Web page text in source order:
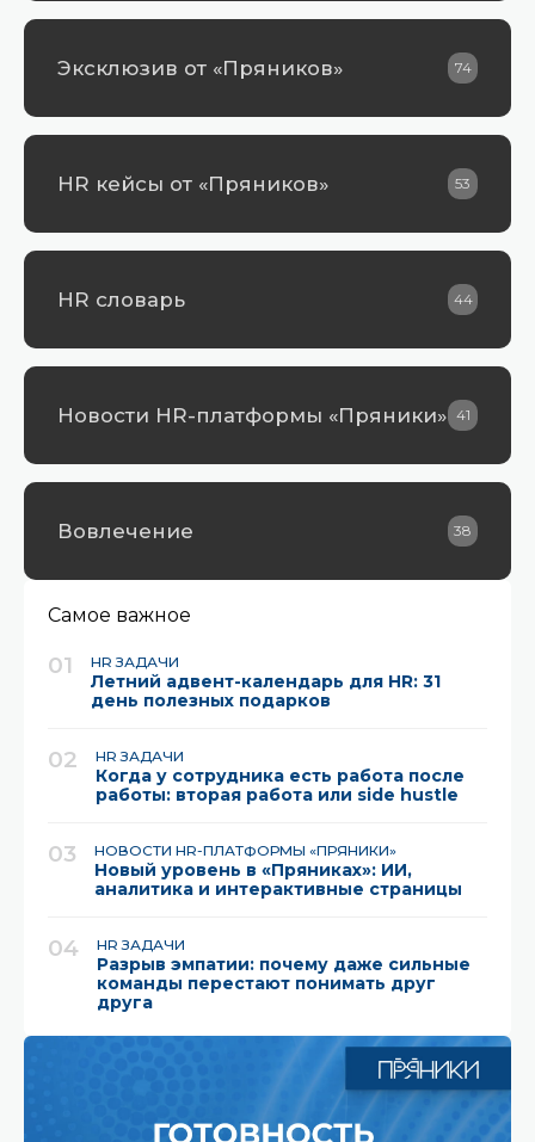
Эксклюзив от «Пряников» 74
HR кейсы от «Пряников» 53
HR словарь 44
Новости HR-платформы «Пряники» 41
Вовлечение 38
Самое важное
01 HR ЗАДАЧИ
Летний адвент-календарь для HR: 31
день полезных подарков
02 HR ЗАДАЧИ
Когда у сотрудника есть работа после
работы: вторая работа или side hustle
03 НОВОСТИ HR-ПЛАТФОРМЫ «ПРЯНИКИ»
Новый уровень в «Пряниках»: ИИ,
аналитика и интерактивные страницы
04 HR ЗАДАЧИ
Разрыв эмпатии: почему даже сильные
команды перестают понимать друг
друга